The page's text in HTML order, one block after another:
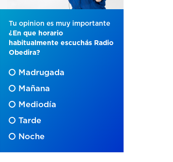
Tu opinion es muy importante
¿En que horario
habitualmente escuchás Radio
Obedira?
Madrugada
Mañana
Mediodía
Tarde
Noche